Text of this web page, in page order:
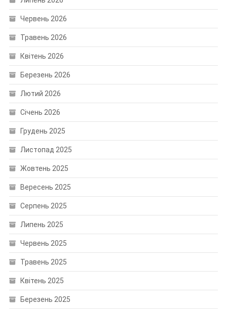
Червень 2026
Травень 2026
Квітень 2026
Березень 2026
Лютий 2026
Січень 2026
Грудень 2025
Листопад 2025
Жовтень 2025
Вересень 2025
Серпень 2025
Липень 2025
Червень 2025
Травень 2025
Квітень 2025
Березень 2025